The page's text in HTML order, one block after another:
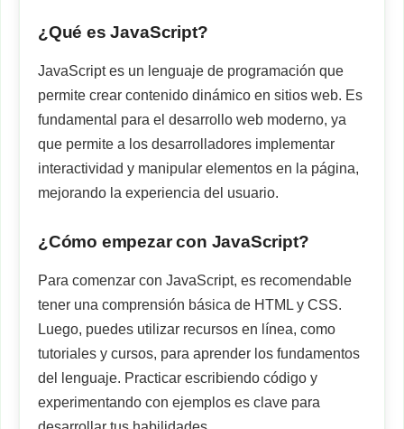
¿Qué es JavaScript?
JavaScript es un lenguaje de programación que
permite crear contenido dinámico en sitios web. Es
fundamental para el desarrollo web moderno, ya
que permite a los desarrolladores implementar
interactividad y manipular elementos en la página,
mejorando la experiencia del usuario.
¿Cómo empezar con JavaScript?
Para comenzar con JavaScript, es recomendable
tener una comprensión básica de HTML y CSS.
Luego, puedes utilizar recursos en línea, como
tutoriales y cursos, para aprender los fundamentos
del lenguaje. Practicar escribiendo código y
experimentando con ejemplos es clave para